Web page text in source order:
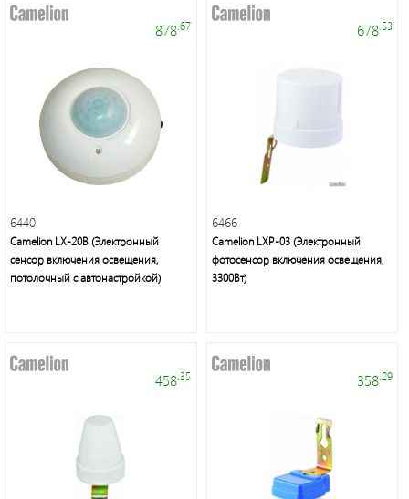
оборудование
Светодиодные
лампы
светильники
Voltum
878.67
6440
Camelion LX-20B (Электронный
сенсор включения освещения,
потолочный с автонастройкой)
678 .53
6466
Camelion LXP-03 (Электронный
фотосенсор включения освещения,
3300Вт)
458.35 358 .29